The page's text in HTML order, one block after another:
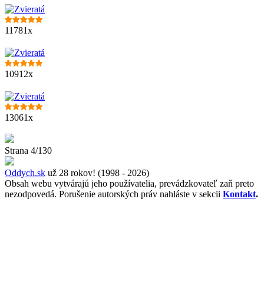
11781x
10912x
13061x
Strana 4/130
Oddych.sk už 28 rokov! (1998 - 2026)
Obsah webu vytvárajú jeho používatelia, prevádzkovateľ zaň preto
nezodpovedá. Porušenie autorských práv nahláste v sekcii Kontakt.